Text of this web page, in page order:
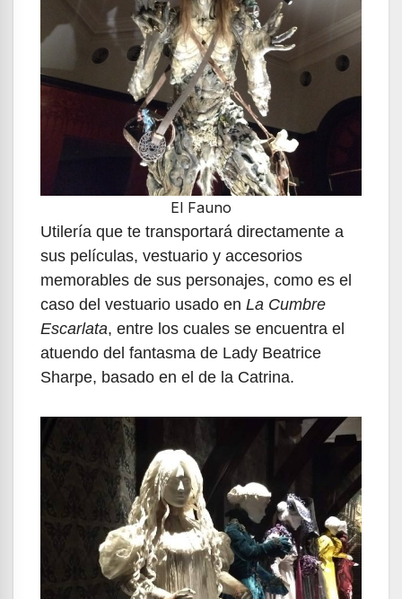
El Fauno
Utilería que te transportará directamente a
sus películas, vestuario y accesorios
memorables de sus personajes, como es el
caso del vestuario usado en La Cumbre
Escarlata, entre los cuales se encuentra el
atuendo del fantasma de Lady Beatrice
Sharpe, basado en el de la Catrina.